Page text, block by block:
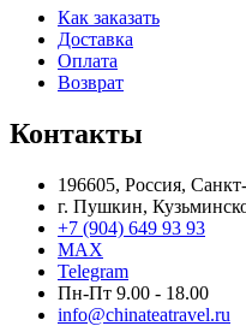
Как заказать
Доставка
Оплата
Возврат
Контакты
196605, Россия,
г. Пушкин,
+7 (904) 649 93 93
MAX
Telegram
Пн-Пт 9.00 - 18.00
info@chinateatravel.ru